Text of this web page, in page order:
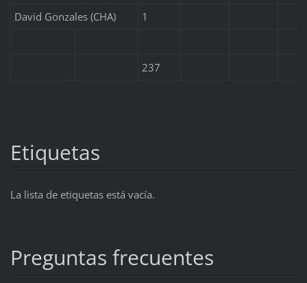
David Gonzales (CHA)
1
237
Etiquetas
La lista de etiquetas está vacía.
Preguntas frecuentes